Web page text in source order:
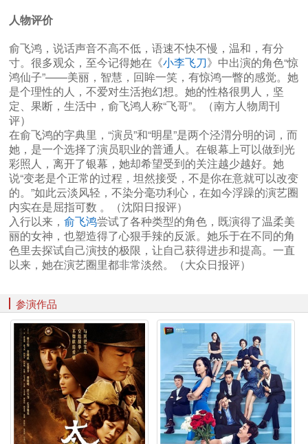
人物评价
俞飞鸿，说话声音不高不低，语速不快不慢，温和，有分
寸。很多观众，至今记得她在《小李飞刀》中出演的角色“惊
鸿仙子”——美丽，智慧，回眸一笑，有惊鸿一瞥的感觉。她
是个理性的人，不爱对生活抱幻想。她的性格很男人，坚
定、果断，生活中，俞飞鸿人称“飞哥”。（南方人物周刊
评）
在俞飞鸿的字典里，“演员”和“明星”是两个泾渭分明的词，而
她，是一个选择了演员职业的普通人。在银幕上可以做到光
彩照人，离开了银幕，她却希望受到的关注越少越好。她
说“变老是个正常的过程，坦然接受，不是你在意就可以改变
的。”如此云淡风轻，不染分毫功利心，在如今浮躁的演艺圈
内实在是屈指可数 。（沈阳日报评）
入行以来， 俞飞鸿尝试了各种类型的角色，既演得了温柔美
丽的女神，也塑造得了心狠手辣的反派。她乐于在不同的角
色里去探试自己演技的极限，让自己获得进步和提高。一直
以来，她在演艺圈里都非常淡然。（大众日报评）
参演作品